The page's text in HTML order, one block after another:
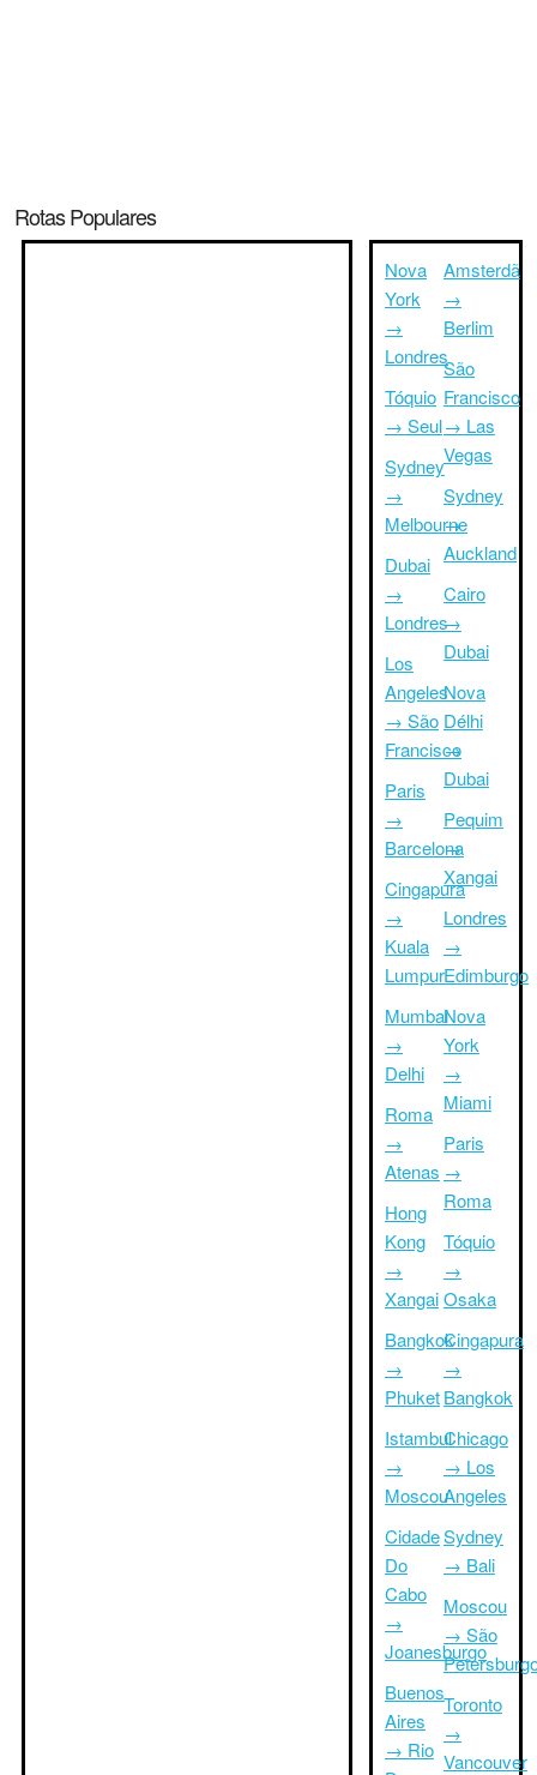
Rotas Populares
Nova
York
→
Londres
Tóquio
→ Seul
Sydney
→
Melbourne
Dubai
→
Londres
Los
Angeles
→ São
Francisco
Paris
→
Barcelona
Cingapura
→
Kuala
Lumpur
Mumbai
→
Delhi
Roma
→
Atenas
Hong
Kong
→
Xangai
Bangkok
→
Phuket
Istambul
→
Moscou
Cidade
Do
Cabo
→
Joanesburgo
Buenos
Aires
→ Rio
Amsterdã
→
Berlim
São
Francisco
→ Las
Vegas
Sydney
→
Auckland
Cairo
→
Dubai
Nova
Délhi
→
Dubai
Pequim
→
Xangai
Londres
→
Edimburgo
Nova
York
→
Miami
Paris
→
Roma
Tóquio
→
Osaka
Cingapura
→
Bangkok
Chicago
→ Los
Angeles
Sydney
→ Bali
Moscou
→ São
Toronto
→
Vancouver